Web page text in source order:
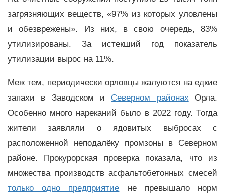
загрязняющих веществ, «97% из которых уловлены
и обезврежены». Из них, в свою очередь, 83%
утилизированы. За истекший год показатель
утилизации вырос на 11%.
Меж тем, периодически орловцы жалуются на едкие
запахи в Заводском и Северном районах Орла.
Особенно много нареканий было в 2022 году. Тогда
жители заявляли о ядовитых выбросах с
расположенной неподалёку промзоны в Северном
районе. Прокурорская проверка показала, что из
множества производств асфальтобетонных смесей
только одно предприятие не превышало норм